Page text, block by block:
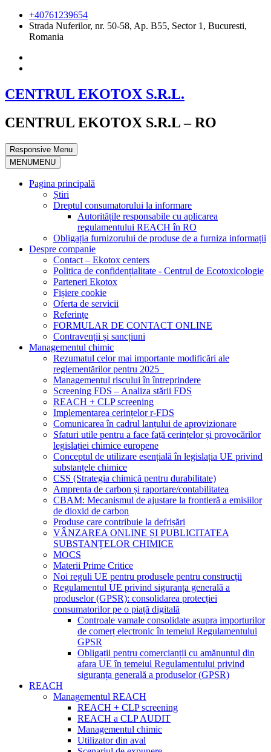
+40761239654
Strada Nuferilor, nr. 50-58, Ap. B55, Sector 1, Bucuresti,
Romania
CENTRUL EKOTOX S.R.L.
CENTRUL EKOTOX S.R.L – RO
Responsive Menu
MENUMENU
Pagina principală
Știri
Dreptul consumatorului la informare
Autoritățile responsabile cu aplicarea
regulamentului REACH în RO
Obligația furnizorului de produse de a furniza informații
Despre companie
Contact – Ekotox centers
Politica de confidențialitate - Centrul de Ecotoxicologie
Parteneri Ekotox
Fișiere cookie
Oferta de servicii
Referințe
FORMULAR DE CONTACT ONLINE
Contravenții și sancțiuni
Managementul chimic
Rezumatul celor mai importante modificări ale
reglementărilor pentru 2025
Managementul riscului în întreprindere
Screening FDS – Analiza stării FDS
REACH + CLP screening
Implementarea cerințelor r-FDS
Comunicarea în cadrul lanțului de aprovizionare
Sfaturi utile pentru a face față cerințelor și provocărilor
legislației chimice europene
Conceptul de utilizare esențială în legislația UE privind
substanțele chimice
CSS (Strategia chimică pentru durabilitate)
Amprenta de carbon și raportare/contabilitatea
CBAM: Mecanismul de ajustare la frontieră a emisiilor
de dioxid de carbon
Produse care contribuie la defrișări
VÂNZAREA ONLINE ȘI PUBLICITATEA
SUBSTANȚELOR CHIMICE
MOCS
Materii Prime Critice
Noi reguli UE pentru produsele pentru construcții
Regulamentul UE privind siguranța generală a
produselor (GPSR): consolidarea protecției
consumatorilor pe o piață digitală
Controale vamale consolidate asupra importurilor
de comerț electronic în temeiul Regulamentului
GPSR
Obligații pentru comercianții cu amănuntul din
afara UE în temeiul Regulamentului privind
siguranța generală a produselor (GPSR)
REACH
Managementul REACH
REACH + CLP screening
REACH a CLP AUDIT
Managementul chimic
Utilizator din aval